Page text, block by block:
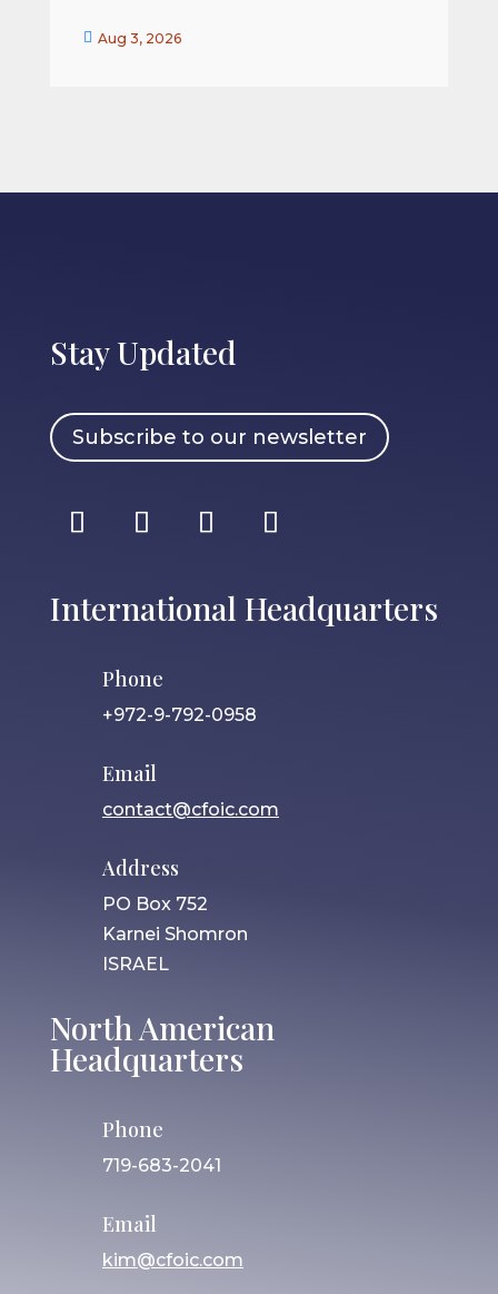
 Aug 3, 2026
Stay Updated
Subscribe to our newsletter
International Headquarters
Phone
+972-9-792-0958
Email
contact@cfoic.com
Address
PO Box 752
Karnei Shomron
ISRAEL
North American
Headquarters
Phone
719-683-2041
Email
kim@cfoic.com